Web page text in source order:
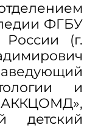
ФГБУ
(г.
и
детский